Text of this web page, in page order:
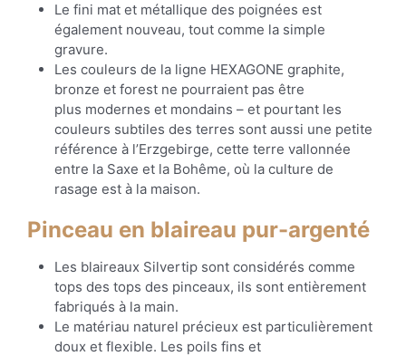
Le fini mat et métallique des poignées est
également nouveau, tout comme la simple
gravure.
Les couleurs de la ligne HEXAGONE graphite,
bronze et forest ne pourraient pas être
plus modernes et mondains – et pourtant les
couleurs subtiles des terres sont aussi une petite
référence à l’Erzgebirge, cette terre vallonnée
entre la Saxe et la Bohême, où la culture de
rasage est à la maison.
Pinceau en blaireau pur-argenté
Les blaireaux Silvertip sont considérés comme
tops des tops des pinceaux, ils sont entièrement
fabriqués à la main.
Le matériau naturel précieux est particulièrement
doux et flexible. Les poils fins et